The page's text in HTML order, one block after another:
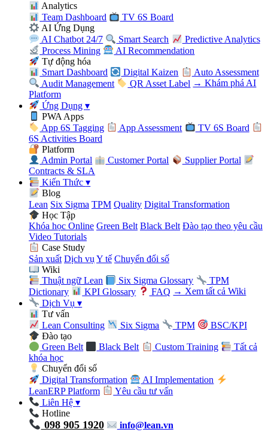
Analytics
Team Dashboard
TV 6S Board
AI Ứng Dụng
AI Chatbot 24/7
Smart Search
Predictive Analytics
Process Mining
AI Recommendation
Tự động hóa
Smart Dashboard
Digital Kaizen
Auto Assessment
Audit Management
QR Asset Label → Khám phá AI
Platform
Ứng Dụng▾
PWA Apps
App 6S Tagging
App Assessment
TV 6S Board
6S Activities Board
Platform
Admin Portal
Customer Portal
Supplier Portal
Contracts & SLA
Kiến Thức▾
Blog
Lean Six Sigma TPM Quality Digital Transformation
Học Tập
Khóa học Online Green Belt Black Belt Đào tạo theo yêu cầu
Video Tutorials
Case Study
Sản xuất Dịch vụ Y tế Chuyển đổi số
Wiki
Thuật ngữ Lean
Six Sigma Glossary
TPM
Dictionary
KPI Glossary FAQ → Xem tất cả Wiki
Dịch Vụ▾
Tư vấn
Lean Consulting
Six Sigma TPM
BSC/KPI
Đào tạo
Green Belt
Black Belt Custom Training
Tất cả
khóa học
Chuyển đổi số
Digital Transformation
AI Implementation
LeanERP Platform
Yêu cầu tư vấn
Liên Hệ▾
Hotline
098 905 1920
info@lean.vn